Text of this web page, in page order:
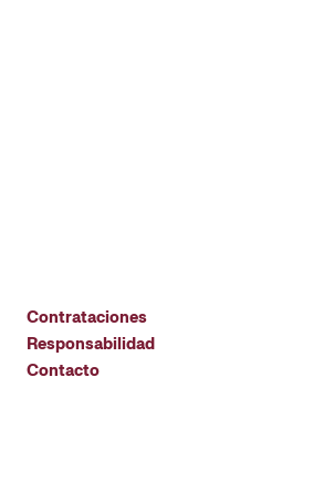
Contrataciones
Responsabilidad
Contacto